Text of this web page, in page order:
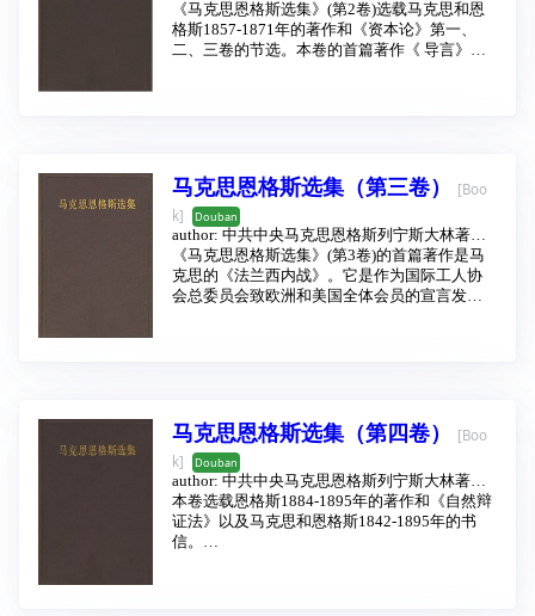
编译局
publishing house:人民出版社
199
5 - 1
《马克思恩格斯选集》(第2卷)选载马克思和恩
格斯1857-1871年的著作和《资本论》第一、
二、三卷的节选。本卷的首篇著作《 导言》，
认为发生变化的只是分配方式，因而往往把分
配关系当作政治经济学的研究对象。
马克思恩格斯选集（第三卷）
[Boo
k]
Douban
author: 中共中央马克思恩格斯列宁斯大林著作
编译局
publishing house:人民出版社
199
5 - 6
《马克思恩格斯选集》(第3卷)的首篇著作是马
克思的《法兰西内战》。它是作为国际工人协
会总委员会致欧洲和美国全体会员的宣言发表
在的72天中的实际活动，总结了公社的经验教
训，进一步发展了马克思主义关于无产阶级革
命和国家、关于无产阶级专政的学说，论述了
无产阶级取得政权后的经济政策以及无产阶级
的同盟者问题。
马克思恩格斯选集（第四卷）
[Boo
k]
Douban
author: 中共中央马克思恩格斯列宁斯大林著作
编译局
translator:中共中央马克思恩格斯列
宁斯大林著作编译局
publishing house:人民
出版社
本卷选载恩格斯1884-1895年的著作和《自然辩
证法》以及马克思和恩格斯1842-1895年的书
信。